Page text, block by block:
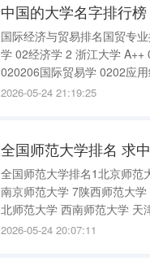
中国的大学名字排行
国际经济与贸易排名国贸专
学 02经济学 2 浙江大学 A++ 020206国际贸易学 0202应用经济学 02经济学 3 湖南大学 A+
020206国际贸易学 0202应用经济学 02经济学 4 上海财经
经济
2026-05-24 21:19:25
全国师范大学排名 求
全国师范大学排名1北京师范
南京师范大学 7陕西师范大
北师范大学 西南师范大学 天
学 19河北师范大学 河南师范
2026-05-24 20:07:11